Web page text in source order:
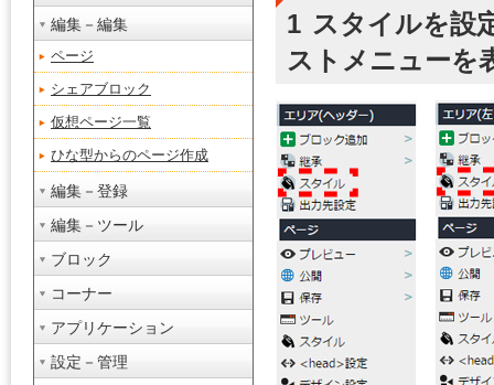
編集－編集
ページ
シェアブロック
仮想ページ一覧
ひな型からのページ作成
編集－登録
編集－ツール
ブロック
コーナー
アプリケーション
設定－管理
1 スタイルを設
ストメニューを